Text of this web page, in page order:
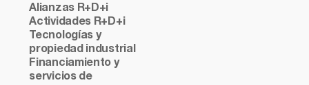
Alianzas R+D+i
Actividades R+D+i
Tecnologías y
propiedad industrial
Financiamiento y
servicios de